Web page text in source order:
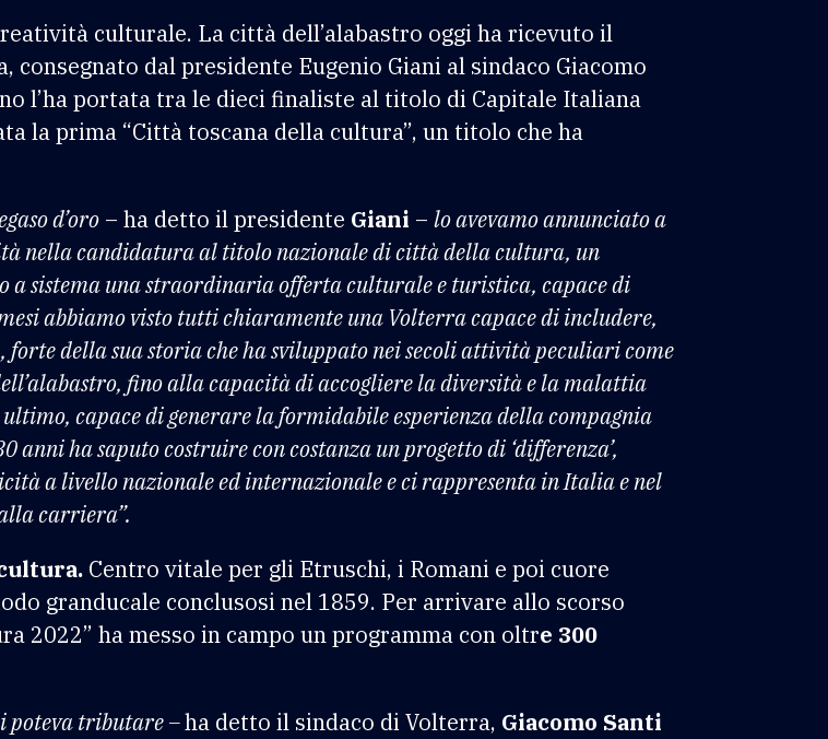
culturale. La città dell’alabastro oggi ha ricevuto il
consegnato dal presidente Eugenio Giani al sindaco Giacomo
l’ha portata tra le dieci finaliste al titolo di Capitale Italiana
la prima “Città toscana della cultura”, un titolo che ha
d’oro – ha detto il presidente Giani – lo avevamo annunciato a
nella candidatura al titolo nazionale di città della cultura, un
a sistema una straordinaria offerta culturale e turistica, capace di
abbiamo visto tutti chiaramente una Volterra capace di includere,
della sua storia che ha sviluppato nei secoli attività peculiari come
fino alla capacità di accogliere la diversità e la malattia
capace di generare la formidabile esperienza della compagnia
ha saputo costruire con costanza un progetto di ‘differenza’,
a livello nazionale ed internazionale e ci rappresenta in Italia e nel
carriera”.
Centro vitale per gli Etruschi, i Romani e poi cuore
granducale conclusosi nel 1859. Per arrivare allo scorso
2022” ha messo in campo un programma con oltre 300
poteva tributare –ha detto il sindaco di Volterra, Giacomo Santi